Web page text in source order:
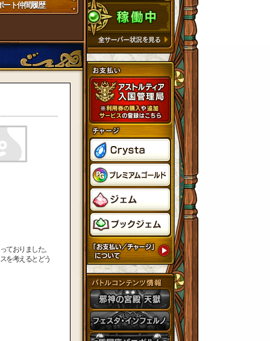
ート仲間履歴
ておりました。
を考えるとどう